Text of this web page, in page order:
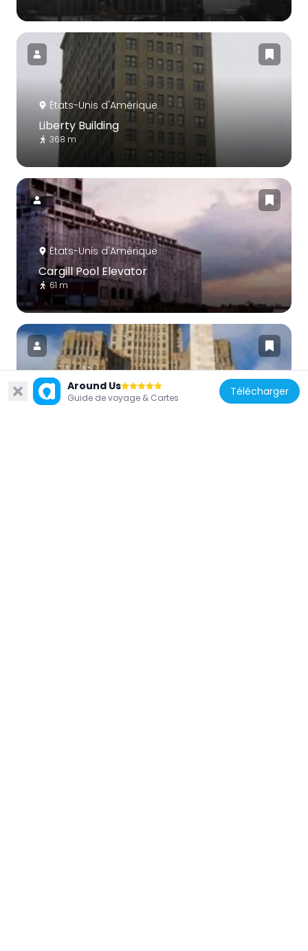
États-Unis d'Amérique
Liberty Building
368 m
États-Unis d'Amérique
Cargill Pool Elevator
61 m
États-Unis d'Amérique
Around Us
Guide de voyage & Cartes Télécharger